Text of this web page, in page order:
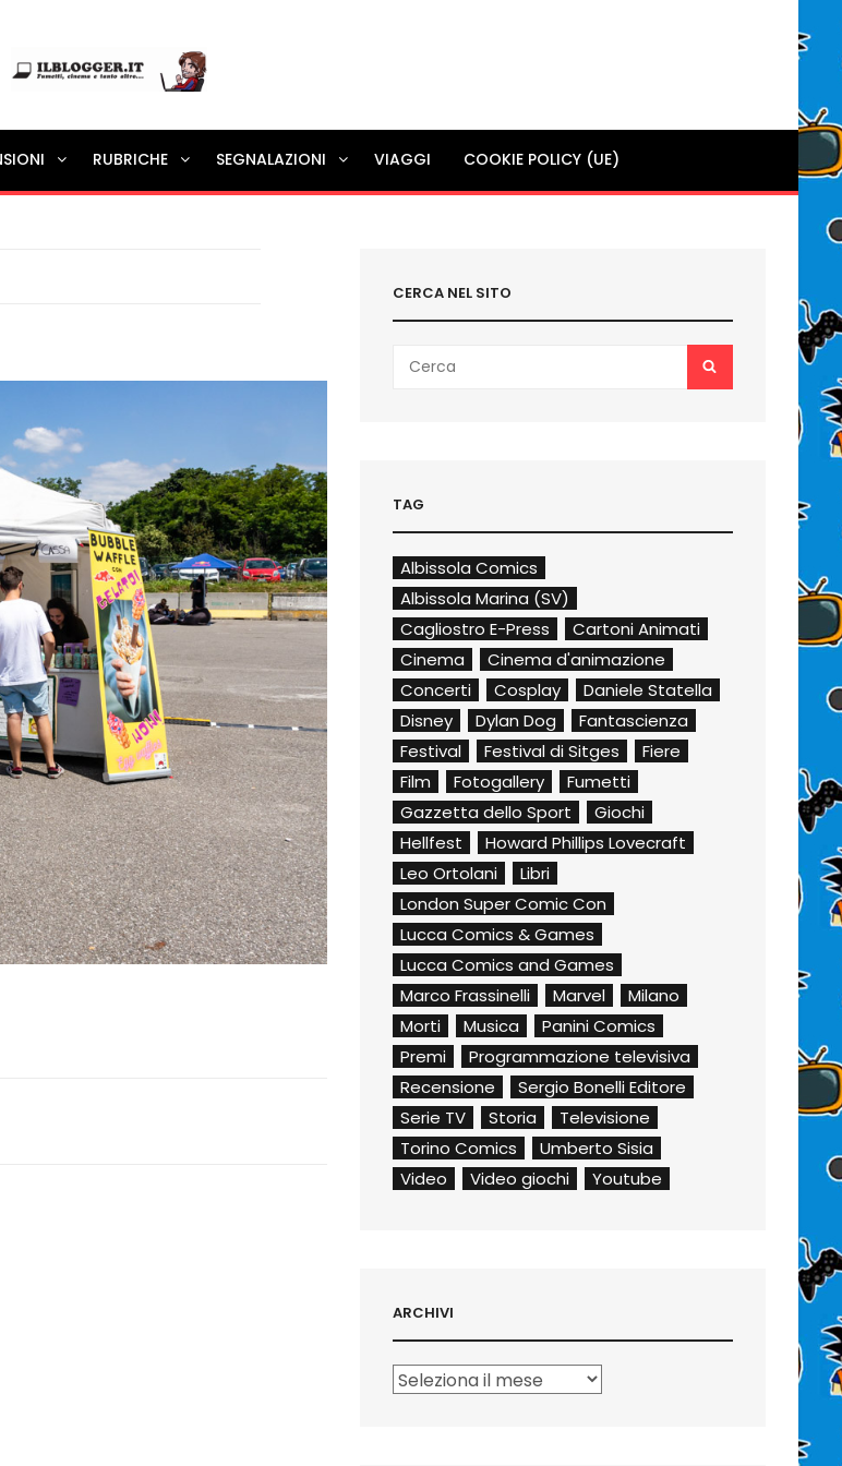
Ilblogger.it
Il portalino di blog |
RUBRICHE SEGNALAZIONI VIAGGI COOKIE POLICY (UE)
CERCA NEL SITO
for:
TAG
Albissola Comics
Albissola Marina (SV)
Cagliostro E-Press
Cartoni Animati
Cinema
Cinema d'animazione
Concerti
Cosplay
Daniele Statella
Disney
Dylan Dog
Fantascienza
Festival
Festival di Sitges
Fiere
Film
Fotogallery
Fumetti
Gazzetta dello Sport
Giochi
Hellfest
Howard Phillips Lovecraft
Leo Ortolani
Libri
London Super Comic Con
Lucca Comics & Games
Lucca Comics and Games
Marco Frassinelli
Marvel
Milano
Morti
Musica
Panini Comics
Premi
Programmazione televisiva
Recensione
Sergio Bonelli Editore
Serie TV
Storia
Televisione
Torino Comics
Umberto Sisia
Video
Video giochi Youtube
ARCHIVI
Archivi